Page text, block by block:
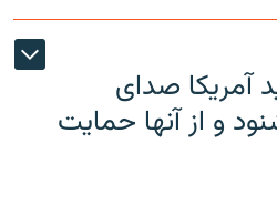
آمریکا صدای
و از آنها حمایت